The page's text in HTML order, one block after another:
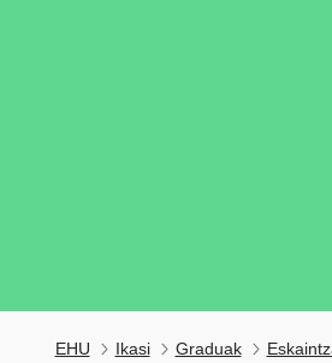
EHU Ikasi Graduak